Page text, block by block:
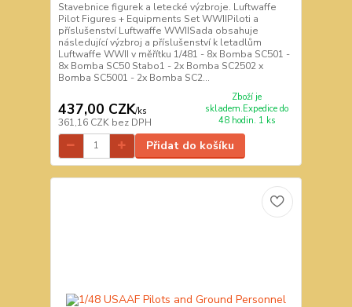
Stavebnice figurek a letecké výzbroje. Luftwaffe
Pilot Figures + Equipments Set WWIIPiloti a
příslušenství Luftwaffe WWIISada obsahuje
následující výzbroj a příslušenství k letadlům
Luftwaffe WWII v měřítku 1/481 - 8x Bomba SC501 -
8x Bomba SC50 Stabo1 - 2x Bomba SC2502 x
Bomba SC5001 - 2x Bomba SC2...
437,00 CZK/ks
361,16 CZK bez DPH
Zboží je
skladem.Expedice do
48 hodin. 1 ks
Přidat do košíku